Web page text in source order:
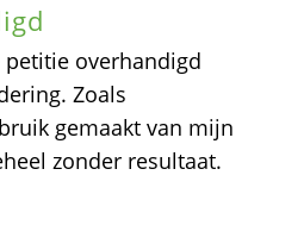
overhandigd
Zoals
gemaakt van mijn
zonder resultaat.